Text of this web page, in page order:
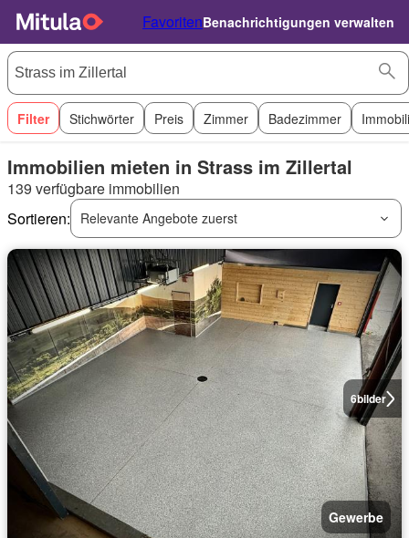
FavoritenBenachrichtigungen verwalten
Filter Stichwörter Preis Zimmer Badezimmer
Immobilien mieten in Strass im Zillertal
139 verfügbare immobilien
Sortieren:
Relevante Angebote zuerst
6bilder
Gewerbe